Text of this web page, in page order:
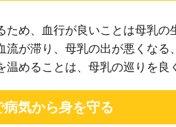
ため、血行が良いことは母乳
流が滞り、母乳の出が悪くな
温めることは、母乳の巡りを良
気から身を守る